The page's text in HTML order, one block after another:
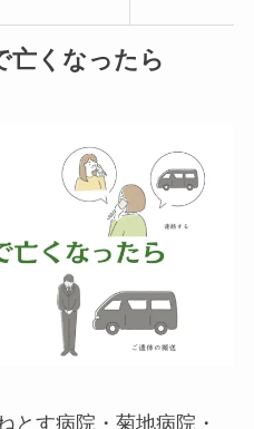
亡くなったら
す病院・菊地病院・